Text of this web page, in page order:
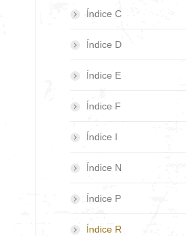
Índice C
Índice D
Índice E
Índice F
Índice I
Índice N
Índice P
Índice R